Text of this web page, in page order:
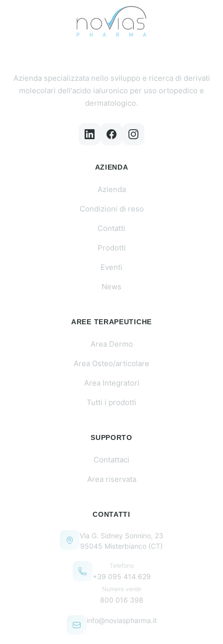
Azienda specializzata nello sviluppo e ricerca di derivati
molecolari dell'acido ialuronico per uso ortopedico e
dermatologico.
AZIENDA
Azienda
Condizioni di reso
Contatti
Prodotti
Eventi
News
AREE TERAPEUTICHE
Area Dermo
Area Osteo/articolare
Area Integratori
Tutti i prodotti
SUPPORTO
Contattaci
Area riservata
CONTATTI
Via G. Sidney Sonnino, 23
95045 Misterbianco (CT)
Telefono
+39 095 414 629
Numero verde
800 016 398
info@noviaspharma.it